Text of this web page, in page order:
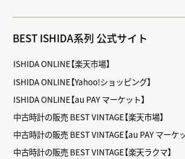
BEST ISHIDA系列 公式サイト
ISHIDA ONLINE【楽天市場】
ISHIDA ONLINE【Yahoo!ショッピング】
ISHIDA ONLINE【au PAY マーケット】
中古時計の販売 BEST VINTAGE【楽天市場】
中古時計の販売 BEST VINTAGE【au PAY マーケ
中古時計の販売 BEST VINTAGE【楽天ラクマ】